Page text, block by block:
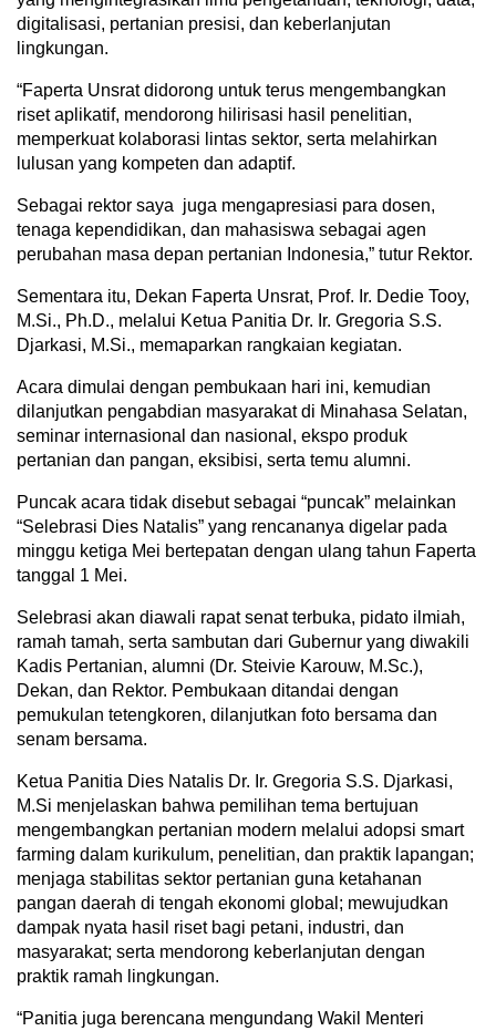
digitalisasi, pertanian presisi, dan keberlanjutan
lingkungan.
“Faperta Unsrat didorong untuk terus mengembangkan
riset aplikatif, mendorong hilirisasi hasil penelitian,
memperkuat kolaborasi lintas sektor, serta melahirkan
lulusan yang kompeten dan adaptif.
Sebagai rektor saya juga mengapresiasi para dosen,
tenaga kependidikan, dan mahasiswa sebagai agen
perubahan masa depan pertanian Indonesia,” tutur Rektor.
Sementara itu, Dekan Faperta Unsrat, Prof. Ir. Dedie Tooy,
M.Si., Ph.D., melalui Ketua Panitia Dr. Ir. Gregoria S.S.
Djarkasi, M.Si., memaparkan rangkaian kegiatan.
Acara dimulai dengan pembukaan hari ini, kemudian
dilanjutkan pengabdian masyarakat di Minahasa Selatan,
seminar internasional dan nasional, ekspo produk
pertanian dan pangan, eksibisi, serta temu alumni.
Puncak acara tidak disebut sebagai “puncak” melainkan
“Selebrasi Dies Natalis” yang rencananya digelar pada
minggu ketiga Mei bertepatan dengan ulang tahun Faperta
tanggal 1 Mei.
Selebrasi akan diawali rapat senat terbuka, pidato ilmiah,
ramah tamah, serta sambutan dari Gubernur yang diwakili
Kadis Pertanian, alumni (Dr. Steivie Karouw, M.Sc.),
Dekan, dan Rektor. Pembukaan ditandai dengan
pemukulan tetengkoren, dilanjutkan foto bersama dan
senam bersama.
Ketua Panitia Dies Natalis Dr. Ir. Gregoria S.S. Djarkasi,
M.Si menjelaskan bahwa pemilihan tema bertujuan
mengembangkan pertanian modern melalui adopsi smart
farming dalam kurikulum, penelitian, dan praktik lapangan;
menjaga stabilitas sektor pertanian guna ketahanan
pangan daerah di tengah ekonomi global; mewujudkan
dampak nyata hasil riset bagi petani, industri, dan
masyarakat; serta mendorong keberlanjutan dengan
praktik ramah lingkungan.
“Panitia juga berencana mengundang Wakil Menteri